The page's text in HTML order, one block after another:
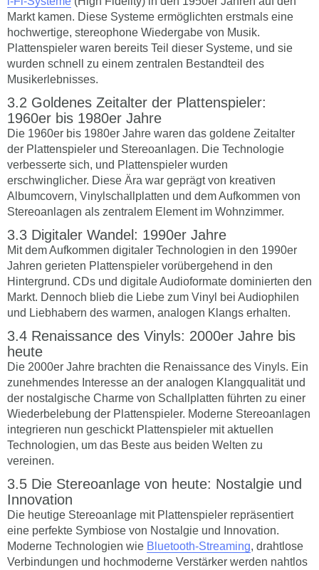
Markt kamen. Diese Systeme ermöglichten erstmals eine
hochwertige, stereophone Wiedergabe von Musik.
Plattenspieler waren bereits Teil dieser Systeme, und sie
wurden schnell zu einem zentralen Bestandteil des
Musikerlebnisses.
Goldenes Zeitalter der Plattenspieler:
1960er bis 1980er Jahre
Die 1960er bis 1980er Jahre waren das goldene Zeitalter
der Plattenspieler und Stereoanlagen. Die Technologie
verbesserte sich, und Plattenspieler wurden
erschwinglicher. Diese Ära war geprägt von kreativen
Albumcovern, Vinylschallplatten und dem Aufkommen von
Stereoanlagen als zentralem Element im Wohnzimmer.
Digitaler Wandel: 1990er Jahre
Mit dem Aufkommen digitaler Technologien in den 1990er
Jahren gerieten Plattenspieler vorübergehend in den
Hintergrund. CDs und digitale Audioformate dominierten den
Markt. Dennoch blieb die Liebe zum Vinyl bei Audiophilen
und Liebhabern des warmen, analogen Klangs erhalten.
Renaissance des Vinyls: 2000er Jahre bis
heute
Die 2000er Jahre brachten die Renaissance des Vinyls. Ein
zunehmendes Interesse an der analogen Klangqualität und
der nostalgische Charme von Schallplatten führten zu einer
Wiederbelebung der Plattenspieler. Moderne Stereoanlagen
integrieren nun geschickt Plattenspieler mit aktuellen
Technologien, um das Beste aus beiden Welten zu
vereinen.
Die Stereoanlage von heute: Nostalgie und
Innovation
Die heutige Stereoanlage mit Plattenspieler repräsentiert
eine perfekte Symbiose von Nostalgie und Innovation.
Moderne Technologien wie Bluetooth-Streaming, drahtlose
Verbindungen und hochmoderne Verstärker werden nahtlos